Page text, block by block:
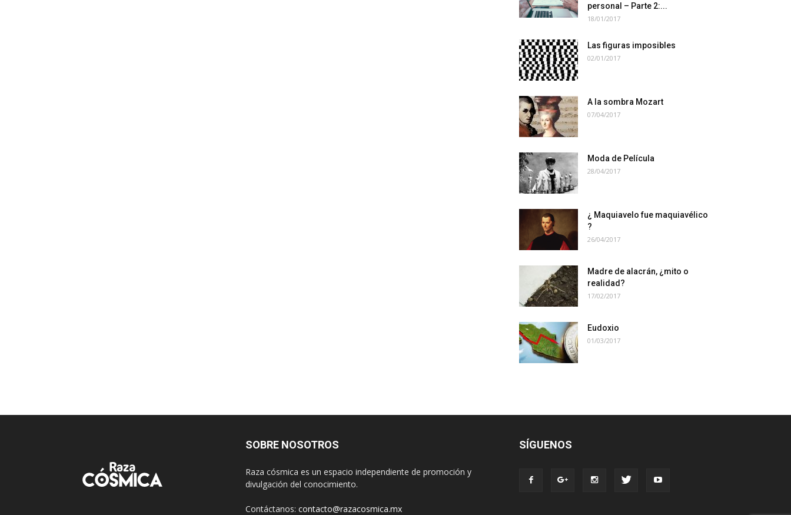
personal – Parte 2:...
18/01/2017
Las figuras imposibles
02/01/2017
A la sombra Mozart
07/04/2017
Moda de Película
28/04/2017
¿ Maquiavelo fue maquiavélico
?
26/04/2017
Madre de alacrán, ¿mito o
realidad?
17/02/2017
Eudoxio
01/03/2017
SOBRE NOSOTROS
Raza cósmica es un espacio independiente de promoción y
divulgación del conocimiento.
Contáctanos: contacto@razacosmica.mx
SÍGUENOS